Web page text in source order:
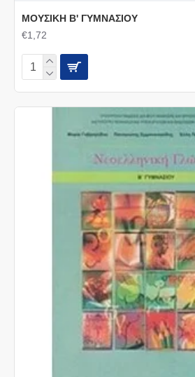
ΜΟΥΣΙΚΗ Β' ΓΥΜΝΑΣΙΟΥ
€1,72